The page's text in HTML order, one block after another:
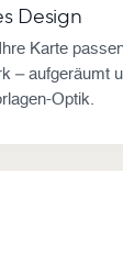
Design
Karte
– aufgeräumt
Optik.